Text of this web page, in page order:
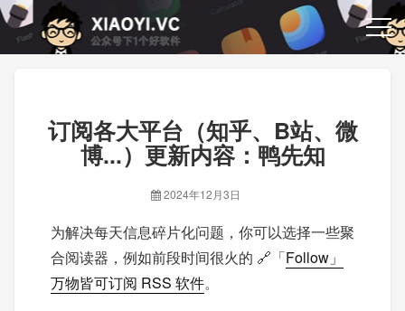
订阅各大平台（知乎、B站、微
博...）更新内容：鸭先知
2024年12月3日
为解决每天信息碎片化问题，你可以选择一些聚
合阅读器，例如前段时间很火的 🔗「Follow」
万物皆可订阅 RSS 软件。